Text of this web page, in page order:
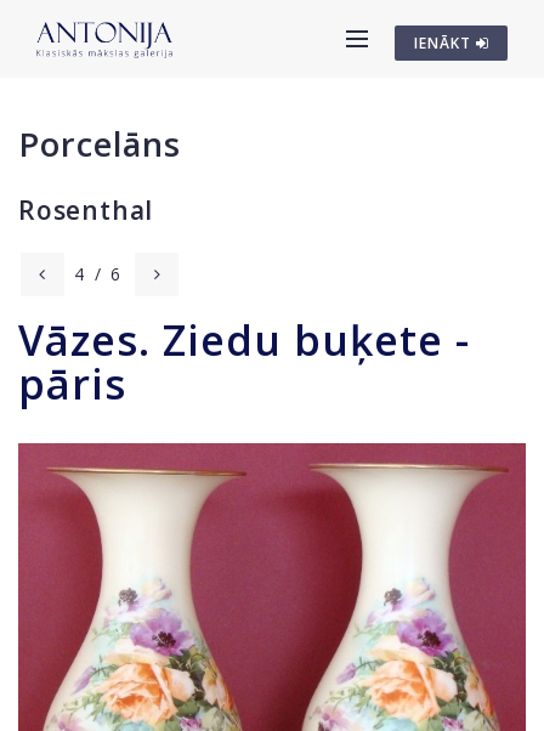
IENĀKT
Porcelāns
Rosenthal
4 / 6
Vāzes. Ziedu buķete -
pāris